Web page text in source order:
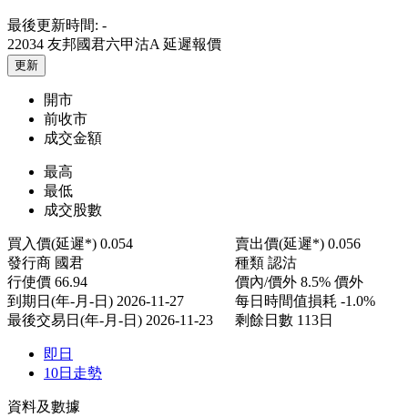
最後更新時間: -
22034 友邦國君六甲沽A 延遲報價
更新
開市
前收市
成交金額
最高
最低
成交股數
買入價(延遲*) 0.054 賣出價(延遲*) 0.056
發行商 國君 種類 認沽
行使價 66.94 價內/價外 8.5% 價外
到期日(年-月-日) 2026-11-27 每日時間值損耗 -1.0%
最後交易日(年-月-日) 2026-11-23 剩餘日數 113日
即日
10日走勢
資料及數據